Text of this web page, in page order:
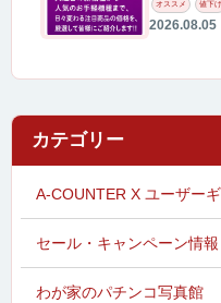
オススメ 値下げ
2026.08.05
カテゴリー
A-COUNTER X ユーザー
セール・キャンペーン情報
わが家のパチンコ写真館